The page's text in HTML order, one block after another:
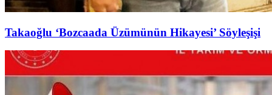
Takaoğlu ‘Bozcaada Üzümünün Hikayesi’ Söyleşişi